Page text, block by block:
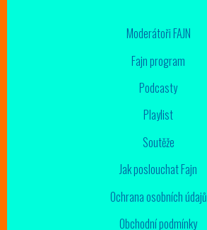
Moderátoři FAJN
Fajn program
Podcasty
Playlist
Soutěže
Jak poslouchat Fajn
Ochrana osobních údajů
Obchodní podmínky